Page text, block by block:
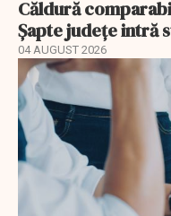
Căldură
Șapte județe intră
04 AUGUST 2026